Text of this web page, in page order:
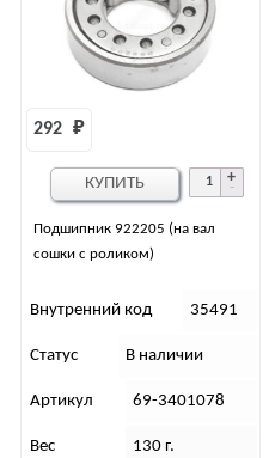
Подшипник 922205 (на вал
сошки с роликом)
292 ₽
Внутренний код 35491
Статус В наличии
Артикул 69-3401078
Вес 130 г.
КУПИТЬ